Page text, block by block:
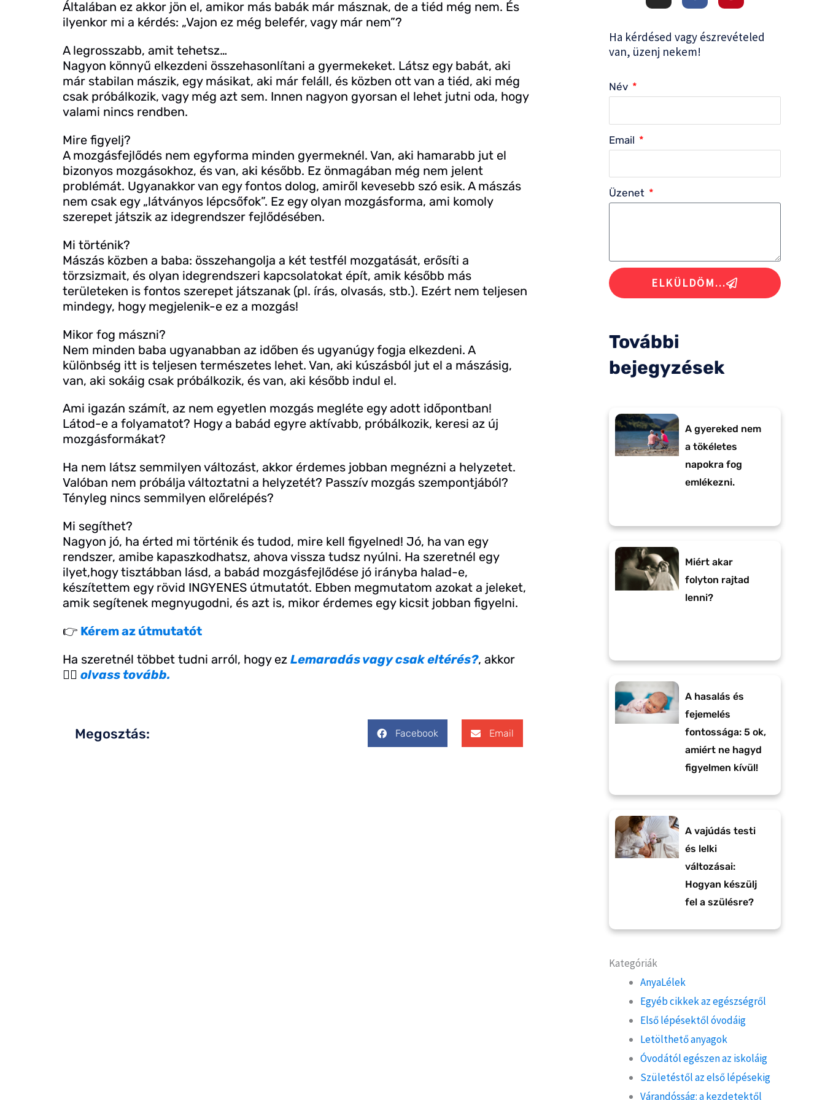
Általában ez akkor jön el, amikor más babák már másznak, de a tiéd még nem. És
ilyenkor mi a kérdés: „Vajon ez még belefér, vagy már nem”?
A legrosszabb, amit tehetsz…
Nagyon könnyű elkezdeni összehasonlítani a gyermekeket. Látsz egy babát, aki
már stabilan mászik, egy másikat, aki már feláll, és közben ott van a tiéd, aki még
csak próbálkozik, vagy még azt sem. Innen nagyon gyorsan el lehet jutni oda, hogy
valami nincs rendben.
Mire figyelj?
A mozgásfejlődés nem egyforma minden gyermeknél. Van, aki hamarabb jut el
bizonyos mozgásokhoz, és van, aki később. Ez önmagában még nem jelent
problémát. Ugyanakkor van egy fontos dolog, amiről kevesebb szó esik. A mászás
nem csak egy „látványos lépcsőfok”. Ez egy olyan mozgásforma, ami komoly
szerepet játszik az idegrendszer fejlődésében.
Mi történik?
Mászás közben a baba: összehangolja a két testfél mozgatását, erősíti a
törzsizmait, és olyan idegrendszeri kapcsolatokat épít, amik később más
területeken is fontos szerepet játszanak (pl. írás, olvasás, stb.). Ezért nem teljesen
mindegy, hogy megjelenik-e ez a mozgás!
Mikor fog mászni?
Nem minden baba ugyanabban az időben és ugyanúgy fogja elkezdeni. A
különbség itt is teljesen természetes lehet. Van, aki kúszásból jut el a mászásig,
van, aki sokáig csak próbálkozik, és van, aki később indul el.
Ami igazán számít, az nem egyetlen mozgás megléte egy adott időpontban!
Látod-e a folyamatot? Hogy a babád egyre aktívabb, próbálkozik, keresi az új
mozgásformákat?
Ha nem látsz semmilyen változást, akkor érdemes jobban megnézni a helyzetet.
Valóban nem próbálja változtatni a helyzetét? Passzív mozgás szempontjából?
Tényleg nincs semmilyen előrelépés?
Mi segíthet?
Nagyon jó, ha érted mi történik és tudod, mire kell figyelned! Jó, ha van egy
rendszer, amibe kapaszkodhatsz, ahova vissza tudsz nyúlni. Ha szeretnél egy
ilyet,hogy tisztábban lásd, a babád mozgásfejlődése jó irányba halad-e,
készítettem egy rövid INGYENES útmutatót. Ebben megmutatom azokat a jeleket,
amik segítenek megnyugodni, és azt is, mikor érdemes egy kicsit jobban figyelni.
👉 Kérem az útmutatót
Ha szeretnél többet tudni arról, hogy ez Lemaradás vagy csak eltérés?, akkor
👉🏻 olvass tovább.
Megosztás: Facebook Email
t
r
a
m
e
o
k
-
t
e
s
Ha kérdésed vagy észrevételed
van, üzenj nekem!
Név
Email
Üzenet
ELKÜLDÖM...
További
bejegyzések
A gyereked nem
a tökéletes
napokra fog
emlékezni.
Miért akar
folyton rajtad
lenni?
A hasalás és
fejemelés
fontossága: 5 ok,
amiért ne hagyd
figyelmen kívül!
A vajúdás testi
és lelki
változásai:
Hogyan készülj
fel a szülésre?
Kategóriák
AnyaLélek
Egyéb cikkek az egészségről
Első lépésektől óvodáig
Letölthető anyagok
Óvodától egészen az iskoláig
Születéstől az első lépésekig
Várandósság: a kezdetektől